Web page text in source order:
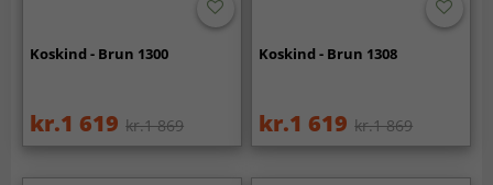
Koskind - Brun 1300
kr.1 619 kr.1 869
Koskind - Brun 1308
kr.1 619 kr.1 869